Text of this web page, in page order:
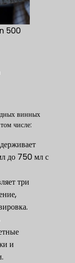
500
винных
числе:
до 750 мл с
три
и